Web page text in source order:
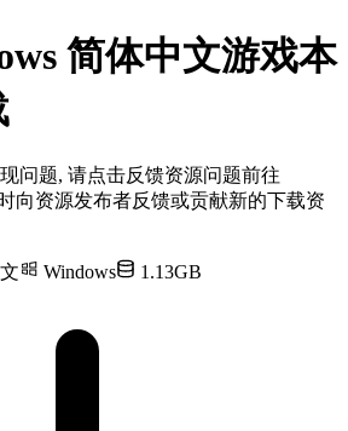
简体中文游戏本
问题, 请点击反馈资源问题前往
向资源发布者反馈或贡献新的下载资
Windows 1.13GB